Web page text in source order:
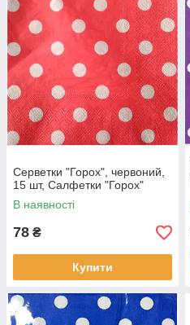
Серветки "Горох", червоний,
15 шт, Салфетки "Горох"
В наявності
78 ₴
Купити